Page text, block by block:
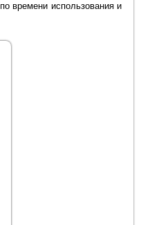
времени использования и